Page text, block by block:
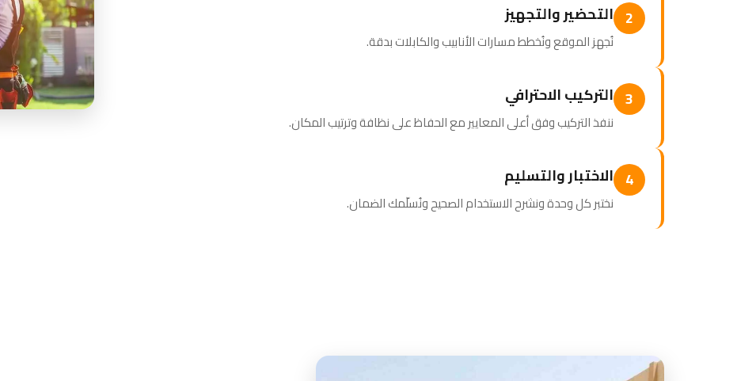
2 التحضير والتجهيز
نُجهز الموقع ونُخطط مسارات الأنابيب والكابلات بدقة.
3 التركيب الاحترافي
ننفذ التركيب وفق أعلى المعايير مع الحفاظ على نظافة وترتيب المكان.
4 الاختبار والتسليم
نختبر كل وحدة ونشرح الاستخدام الصحيح ونُسلّمك الضمان.